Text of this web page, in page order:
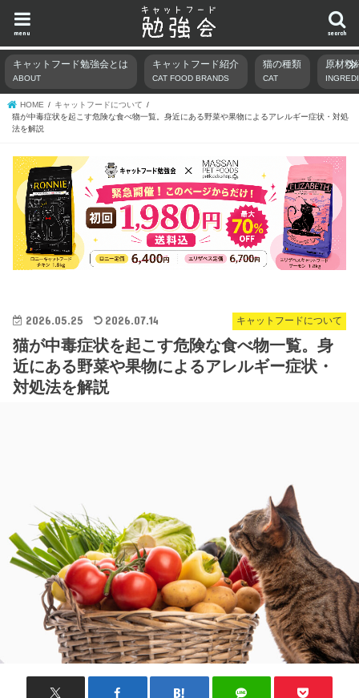
search
menu
キャットフード勉強会とは
ABOUT
キャットフード紹介
CAT FOOD BRANDS
猫の種類
CAT
原材料
HOME
キャットフードについて
猫が中毒症状を起こす危険な食べ物一覧。身近にある野菜や果物によるアレルギー症状・対処
法を解説
キャットフードについて
2026.05.25 2026.07.14
猫が中毒症状を起こす危険な食べ物一覧。身
近にある野菜や果物によるアレルギー症状・
対処法を解説